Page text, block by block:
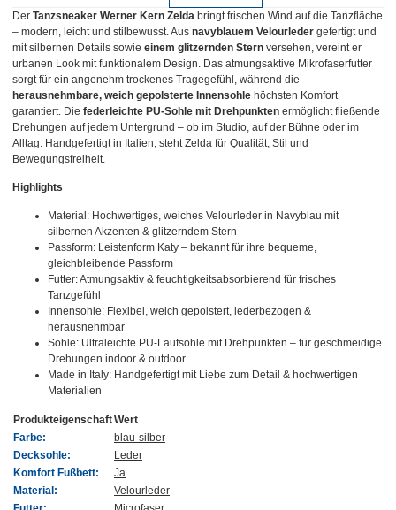
Der Tanzsneaker Werner Kern Zelda bringt frischen Wind auf die Tanzfläche
– modern, leicht und stilbewusst. Aus navyblauem Velourleder gefertigt und
mit silbernen Details sowie einem glitzernden Stern versehen, vereint er
urbanen Look mit funktionalem Design. Das atmungsaktive Mikrofaserfutter
sorgt für ein angenehm trockenes Tragegefühl, während die
herausnehmbare, weich gepolsterte Innensohle höchsten Komfort
garantiert. Die federleichte PU-Sohle mit Drehpunkten ermöglicht fließende
Drehungen auf jedem Untergrund – ob im Studio, auf der Bühne oder im
Alltag. Handgefertigt in Italien, steht Zelda für Qualität, Stil und
Bewegungsfreiheit.
Highlights
Material: Hochwertiges, weiches Velourleder in Navyblau mit
silbernen Akzenten & glitzerndem Stern
Passform: Leistenform Katy – bekannt für ihre bequeme,
gleichbleibende Passform
Futter: Atmungsaktiv & feuchtigkeitsabsorbierend für frisches
Tanzgefühl
Innensohle: Flexibel, weich gepolstert, lederbezogen &
herausnehmbar
Sohle: Ultraleichte PU-Laufsohle mit Drehpunkten – für geschmeidige
Drehungen indoor & outdoor
Made in Italy: Handgefertigt mit Liebe zum Detail & hochwertigen
Materialien
ProdukteigenschaftWert
Farbe:
blau-silber
Decksohle:
Leder
Komfort Fußbett:
Ja
Material:
Velourleder